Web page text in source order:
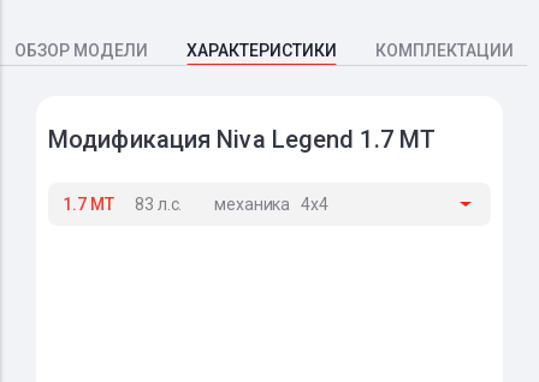
ОБЗОР МОДЕЛИ ХАРАКТЕРИСТИКИ КОМПЛЕКТАЦИИ
Модификация Niva Legend 1.7 MT
1.7 MT 83 л.с. механика 4x4